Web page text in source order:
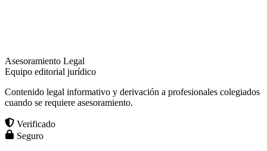
Asesoramiento Legal
Equipo editorial jurídico
Contenido legal informativo y derivación a profesionales colegiados
cuando se requiere asesoramiento.
Verificado
Seguro